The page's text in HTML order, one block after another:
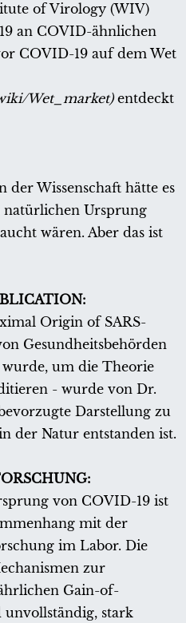
of Virology (WIV)
an COVID-ähnlichen
COVID-19 auf dem Wet
Wet_market)entdeckt
der Wissenschaft hätte es
natürlichen Ursprung
wären. Aber das ist
Origin of SARS-
Gesundheitsbehörden
um die Theorie
- wurde von Dr.
Darstellung zu
der Natur entstanden ist.
von COVID-19 ist
mit der
im Labor. Die
zur
Gain-of-
stark